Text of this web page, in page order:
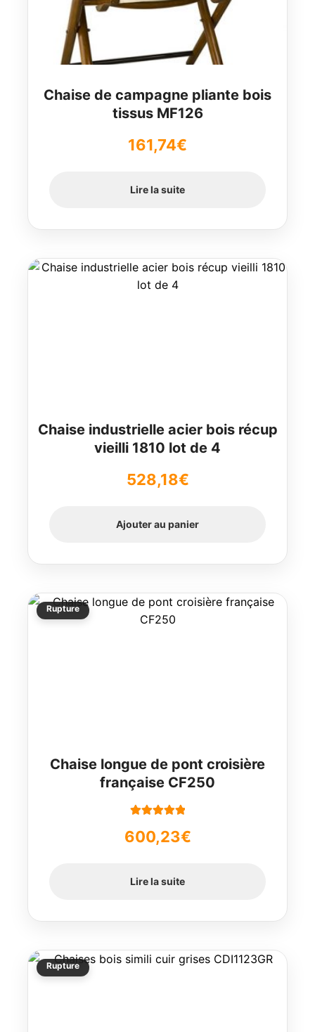
Chaise de campagne pliante bois
tissus MF126
161,74€
Lire la suite
Chaise industrielle acier bois récup
vieilli 1810 lot de 4
528,18€
Ajouter au panier
Rupture
Chaise longue de pont croisière
française CF250
5
600,23€
Lire la suite
Rupture